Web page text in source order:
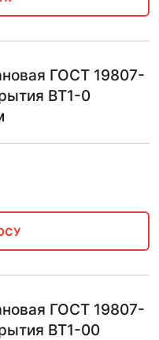
ГОСТ 19807-
ВТ1-0
ГОСТ 19807-
ВТ1-00